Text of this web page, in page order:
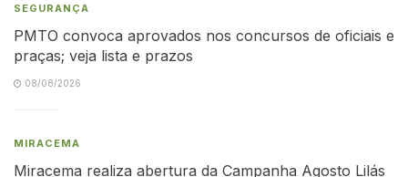
SEGURANÇA
PMTO convoca aprovados nos concursos de oficiais e
praças; veja lista e prazos
08/08/2026
MIRACEMA
Miracema realiza abertura da Campanha Agosto Lilás